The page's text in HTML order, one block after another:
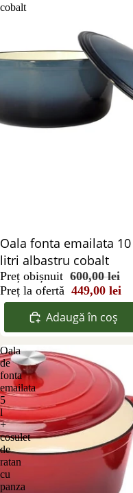
cobalt
Reducere 25%
Oala fonta emailata 10
litri albastru cobalt
Preț obișnuit 600,00 lei
Preț la ofertă 449,00 lei
Adaugă în coș
Oala
de
fonta
emailata
5
l
+
cosulet
de
ratan
cu
panza